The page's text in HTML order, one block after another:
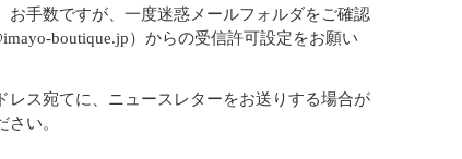
お手数ですが、一度迷惑メールフォルダをご確認
boutique.jp）からの受信許可設定をお願い
レス宛てに、ニュースレターをお送りする場合が
い。